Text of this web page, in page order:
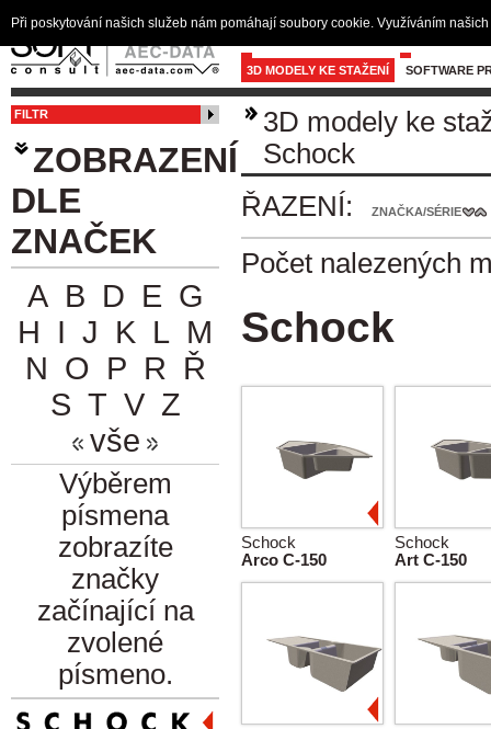
3D MODELY KE STAŽENÍ SOFTWARE
FILTR
ZOBRAZENÍ
DLE
ZNAČEK
A B D E G
H I J K L M
N O P R Ř
S T V Z
vše
Výběrem
písmena
zobrazíte
značky
začínající na
zvolené
písmeno.
3D modely ke
Schock
ŘAZENÍ:
ZNAČKA/SÉRIE
Počet nalezených
Schock
Schock
Arco C-150
Schock
Art C-150
Při poskytování našich služeb nám pomáhají soubory cookie. Využíváním